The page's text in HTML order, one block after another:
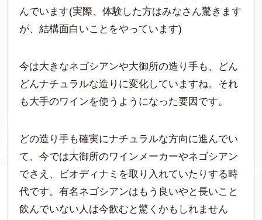
んでいます(実際、体験した方はみなさん驚きます
が、結構面白いことをやっています)
今は大きなネゴシアンや大御所の造り手も、どん
どんナチュラルな造りに変化していますね。それ
も大手のワインを使うようになった要因です。
どの造り手も確実にナチュラルな方向に進んでい
て、今では大御所のワインメーカーやネゴシアン
でさえ、ビオディナミを取り入れていたりする時
代です。有名ネゴシアンはもう良いやと長いこと
飲んでいない人は今飲むと驚くかもしれません